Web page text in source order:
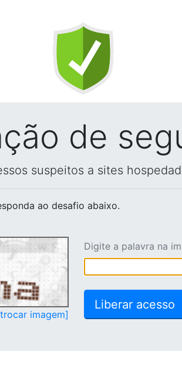
de
suspeitos a sites
ao desafio abaixo.
imagem]
Digite a palavra na